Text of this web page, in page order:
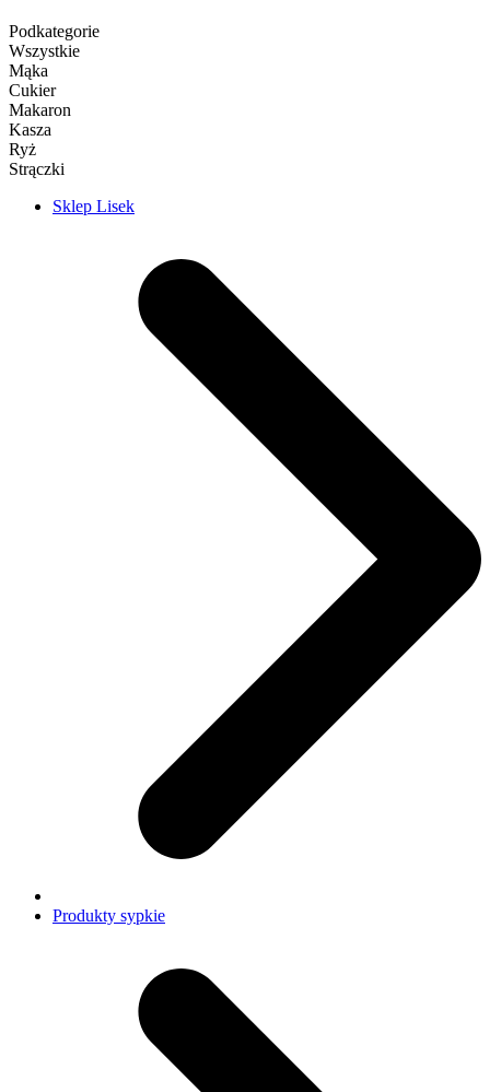
Podkategorie
Wszystkie
Mąka
Cukier
Makaron
Kasza
Ryż
Strączki
Sklep Lisek
Produkty sypkie